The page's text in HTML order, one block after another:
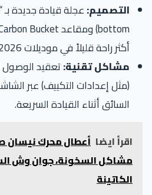
التصميم:
أكثر راحة قليلاً في موديلات 2026.
مشاكل تقنية:تعقيد
(مثل إعدادات التكييف) عبر
السائق أثناء القيادة السريعة.
اقرأ ايضا أعطال محرك نيسان
مشاكل السخونة، جوان وش
الكاتينة